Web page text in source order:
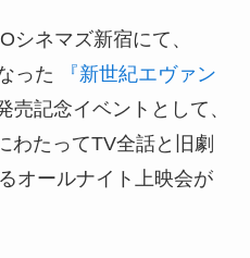
シネマズ新宿にて、
った 『新世紀エヴァン
売記念イベントとして、
わたってTV全話と旧劇
オールナイト上映会が